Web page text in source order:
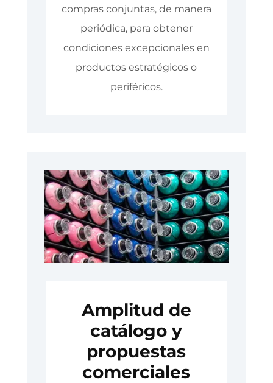
compras conjuntas, de manera
periódica, para obtener
condiciones excepcionales en
productos estratégicos o
periféricos.
Amplitud de
catálogo y
propuestas
comerciales